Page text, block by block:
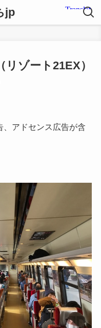
jp
ゾート21EX）
アドセンス広告が含